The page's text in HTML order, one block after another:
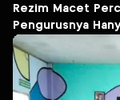
Rezim Macet
Pengurusnya